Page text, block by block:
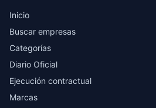
Inicio
Buscar empresas
Categorías
Diario Oficial
Ejecución contractual
Marcas